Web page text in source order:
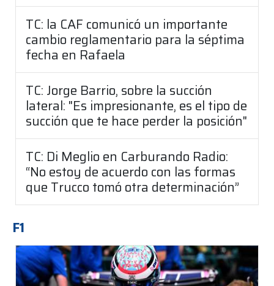
TC: la CAF comunicó un importante
cambio reglamentario para la séptima
fecha en Rafaela
TC: Jorge Barrio, sobre la succión
lateral: "Es impresionante, es el tipo de
succión que te hace perder la posición"
TC: Di Meglio en Carburando Radio:
“No estoy de acuerdo con las formas
que Trucco tomó otra determinación”
F1